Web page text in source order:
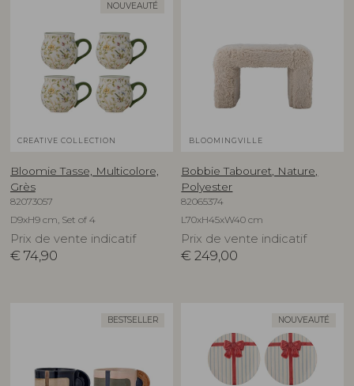
NOUVEAUTÉ
CREATIVE COLLECTION
Bloomie Tasse, Multicolore,
Grès
82073057
D9xH9 cm, Set of 4
Prix de vente indicatif
€ 74,90
BLOOMINGVILLE
Bobbie Tabouret, Nature,
Polyester
82065374
L70xH45xW40 cm
Prix de vente indicatif
€ 249,00
BESTSELLER NOUVEAUTÉ